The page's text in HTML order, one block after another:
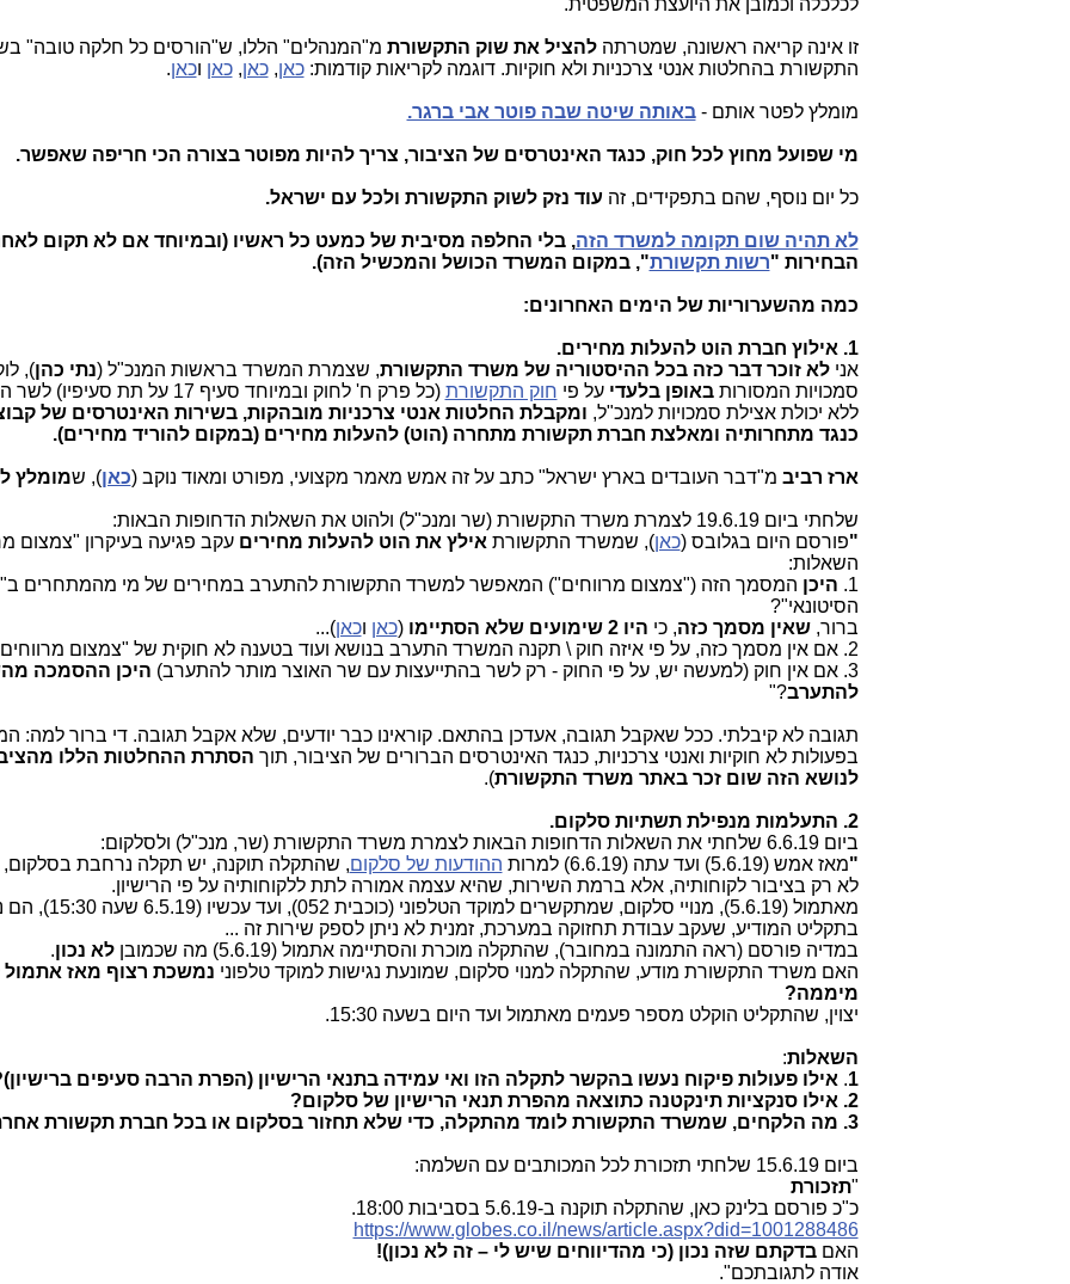
לכלכלה וכמובן את היועצת המשפטית.
זו אינה קריאה ראשונה, שמטרתהלהציל את שוק התקשורת מ"המנהלים" הללו, ש"הורסים כל חלקה טובה"
התקשורת בהחלטות אנטי צרכניות ולא חוקיות. דוגמה לקריאות קודמות:כאן,כאן,כאן וכאן.
מומלץ לפטר אותם -באותה שיטה שבה פוטר אבי ברגר.
מי שפועל מחוץ לכל חוק, כנגד האינטרסים של הציבור, צריך להיות מפוטר בצורה הכי חריפה שאפשר.
כל יום נוסף, שהם בתפקידים, זה עוד נזק לשוק התקשורת ולכל עם ישראל.
לא תהיה שום תקומה למשרד הזה, בלי החלפה מסיבית של כמעט כל ראשיו (ובמיוחד אם לא תקום
הבחירות "רשות תקשורת", במקום המשרד הכושל והמכשיל הזה).
כמה מהשערוריות של הימים האחרונים:
1. אילוץ חברת הוט להעלות מחירים.
אנילא זוכר דבר כזה בכל ההיסטוריה של משרד התקשורת, שצמרת המשרד בראשות המנכ"ל (נתי כהן),
סמכויות המסורותבאופן בלעדי על פי חוק התקשורת
(כל פרק ח' לחוק ובמיוחד סעיף 17 על תת
ללא יכולת אצילת סמכויות למנכ"ל, ומקבלת החלטות אנטי צרכניות מובהקות, בשירות האינטרסים של
כנגד מתחרותיה ומאלצת חברת תקשורת מתחרה (הוט) להעלות מחירים (במקום להוריד מחירים).
ארז רביב מ"דבר העובדים בארץ ישראל" כתב על זה אמש מאמר מקצועי, מפורט ומאוד נוקב (כאן), שמומלץ
שלחתי ביום 19.6.19 לצמרת משרד התקשורת (שר ומנכ"ל) ולהוט את השאלות הדחופות הבאות:
"פורסם היום בגלובס (כאן), שמשרד התקשורת אילץ את הוט להעלות מחיריםעקב פגיעה בעיקרון "צמצום
השאלות:
1. היכן המסמך הזה ("צמצום מרווחים") המאפשר למשרד התקשורת להתערב במחירים של מי מהמתחרים
הסיטונאי"?
ברור,שאין מסמך כזה, כי היו 2 שימועים שלא הסתיימו (כאן וכאן)...
2. אם אין מסמך כזה, על פי איזה חוק \ תקנה המשרד התערב בנושא ועוד בטענה לא חוקית של "צמצום מרווחים"?
3. אם אין חוק (למעשה יש, על פי החוק - רק לשר בהתייעצות עם שר האוצר מותר להתערב)
היכן ההסמכה
להתערב?"
תגובה לא קיבלתי. ככל שאקבל תגובה, אעדכן בהתאם. קוראינו כבר יודעים, שלא אקבל תגובה. די ברור למה:
בפעולות לא חוקיות ואנטי צרכניות, כנגד האינטרסים הברורים של הציבור, תוך הסתרת ההחלטות הללו
לנושא הזה שום זכר באתר משרד התקשורת).
2. התעלמות מנפילת תשתיות סלקום.
ביום 6.6.19 שלחתי את השאלות הדחופות הבאות לצמרת משרד התקשורת (שר, מנכ"ל) ולסלקום:
"מאז אמש (5.6.19) ועד עתה (6.6.19) למרות ההודעות של סלקום, שהתקלה תוקנה, יש תקלה נרחבת
לא רק בציבור לקוחותיה, אלא ברמת השירות, שהיא עצמה אמורה לתת ללקוחותיה על פי הרישיון.
מאתמול (5.6.19), מנויי סלקום, שמתקשרים למוקד הטלפוני
בתקליט המודיע, שעקב עבודת תחזוקה במערכת, זמנית לא ניתן לספק שירות זה ...
במדיה פורסם (ראה התמונה במחובר), שהתקלה מוכרת והסתיימה אתמול (5.6.19) מה שכמובן
לא נכון.
האם משרד התקשורת מודע, שהתקלה למנוי סלקום, שמונעת נגישות למוקד טלפוני נמשכת רצוף מאז
מיממה?
יצוין, שהתקליט הוקלט מספר פעמים מאתמול ועד היום בשעה 15:30.
השאלות:
1
. אילו פעולות פיקוח נעשו בהקשר לתקלה הזו ואי עמידה בתנאי הרישיון (הפרת הרבה סעיפים
2. אילו סנקציות תינקטנה כתוצאה מהפרת תנאי הרישיון של סלקום?
3. מה הלקחים, שמשרד התקשורת לומד מהתקלה, כדי שלא תחזור בסלקום או בכל חברת תקשורת אחרת?"
ביום 15.6.19 שלחתי תזכורת לכל המכותבים עם השלמה:
"תזכורת
כ"כ פורסם בלינק כאן, שהתקלה תוקנה ב-5.6.19 בסביבות 18:00.
https://www.globes.co.il/news/article.aspx?did=1001288486
האםבדקתם שזה נכון (כי מהדיווחים שיש לי – זה לא נכון)!
אודה לתגובתכם".